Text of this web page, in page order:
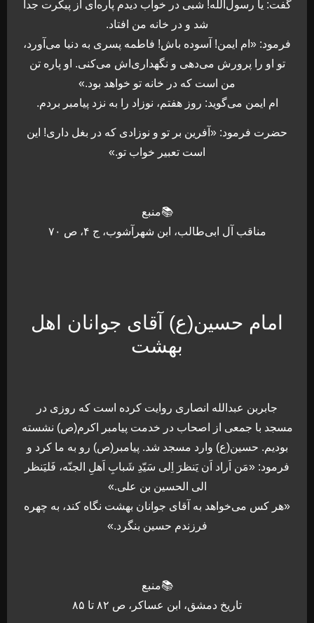
گفت: یا رسول‌الله! شبی در خواب دیدم پاره‌ای از پیکرت جدا
شد و در خانه من افتاد.
فرمود: «ام ایمن! آسوده باش! فاطمه پسری به دنیا می‌آورد،
تو او را پرورش می‌دهی و نگهداری‌اش می‌کنی. او پاره تن
من است که در خانه تو خواهد بود.»
ام ایمن می‌گوید: روز هفتم، نوزاد را به نزد پیامبر بردم.
حضرت فرمود: «آفرین بر تو و نوزادی که در بغل داری! این
است تعبیر خواب تو.»
📚منبع
مناقب آل ابی‌طالب، ابن شهرآشوب، ج ۴، ص ۷۰
امام حسین(ع) آقای جوانان اهل
بهشت
جابربن عبدالله انصاری روایت کرده است که روزی در
مسجد با جمعی از اصحاب در خدمت پیامبر اکرم(ص) نشسته
بودیم. حسین(ع) وارد مسجد شد. پیامبر(ص) رو به ما کرد و
فرمود: «مَن اَراد اَن یَنظرَ اِلی سَیّدِ شَبابِ اَهلِ الجنّه، فَلیَنظر
الی الحسین بن علی.»
«هر کس می‌خواهد به آقای جوانان بهشت نگاه کند، به چهره
فرزندم حسین بنگرد.»
📚منبع
تاریخ دمشق، ابن عساکر، ص ۸۲ تا ۸۵